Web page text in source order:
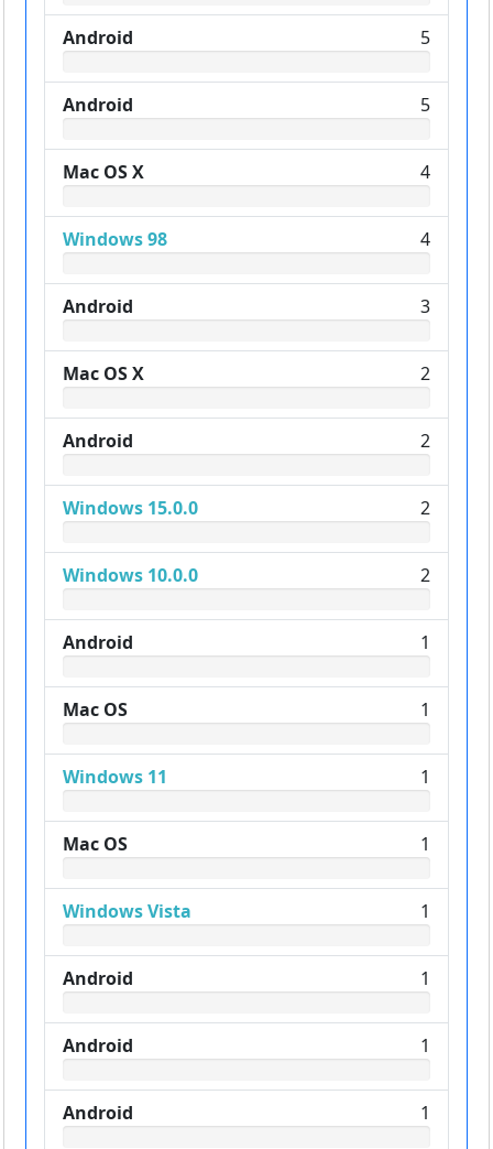
Android 5
Android 5
Mac OS X 4
Windows 98 4
Android 3
Mac OS X 2
Android 2
Windows 15.0.0 2
Windows 10.0.0 2
Android 1
Mac OS 1
Windows 11 1
Mac OS 1
Windows Vista 1
Android 1
Android 1
Android 1